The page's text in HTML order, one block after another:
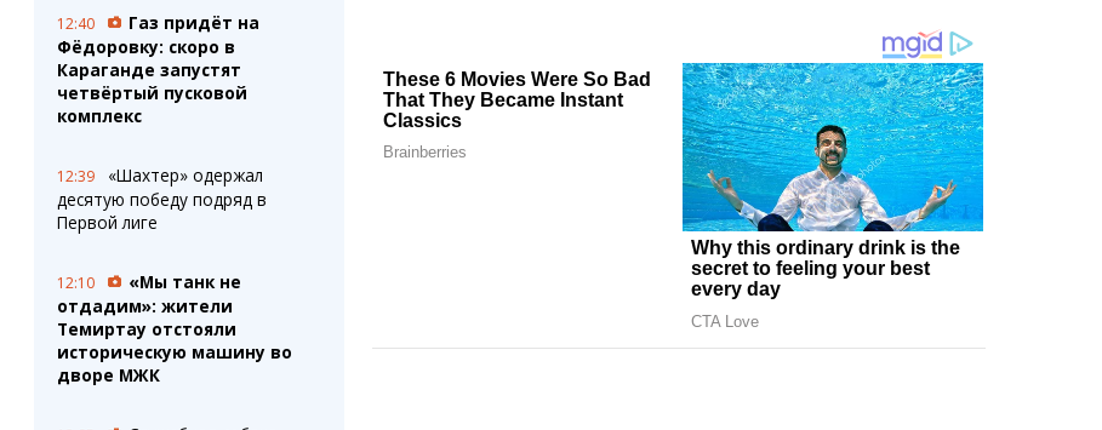
12:40
Газ придёт на
Фёдоровку: скоро в
Караганде запустят
четвёртый пусковой
комплекс
12:39
«Шахтер» одержал
десятую победу подряд в
Первой лиге
12:10
«Мы танк не
отдадим»: жители
Темиртау отстояли
историческую машину во
дворе МЖК